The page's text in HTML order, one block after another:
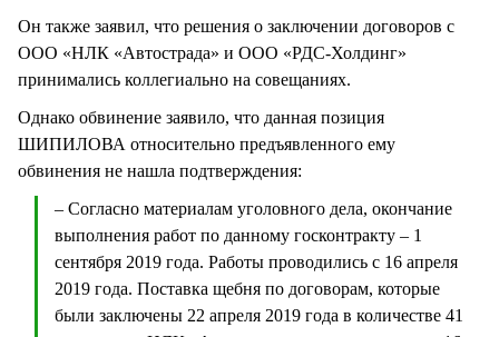
Он также заявил, что решения о заключении договоров с
ООО «НЛК «Автострада» и ООО «РДС-Холдинг»
принимались коллегиально на совещаниях.
Однако обвинение заявило, что данная позиция
ШИПИЛОВА относительно предъявленного ему
обвинения не нашла подтверждения:
– Согласно материалам уголовного дела, окончание
выполнения работ по данному госконтракту – 1
сентября 2019 года. Работы проводились с 16 апреля
2019 года. Поставка щебня по договорам, которые
были заключены 22 апреля 2019 года в количестве 41